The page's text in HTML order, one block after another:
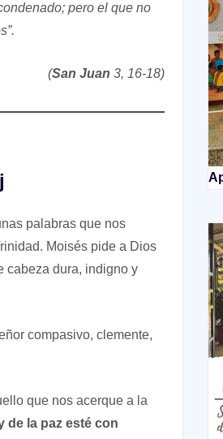
pero el que no
(San Juan 3, 16-18)
palabras que nos
Moisés pide a Dios
cabeza dura, indigno y
compasivo, clemente,
que nos acerque a la
de la paz esté con